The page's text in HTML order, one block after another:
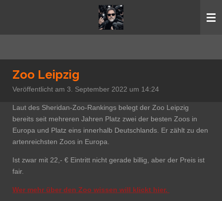
Zoo Leipzig
Veröffentlicht am 3. September 2022 um 14:24
Laut des Sheridan-Zoo-Rankings belegt der Zoo Leipzig
bereits seit mehreren Jahren Platz zwei der besten Zoos in
Europa und Platz eins innerhalb Deutschlands. Er zählt zu den
artenreichsten Zoos in Europa.
Ist zwar mit 22,- € Eintritt nicht gerade billig, aber der Preis ist
fair.
Wer mehr über den Zoo wissen will klickt hier.